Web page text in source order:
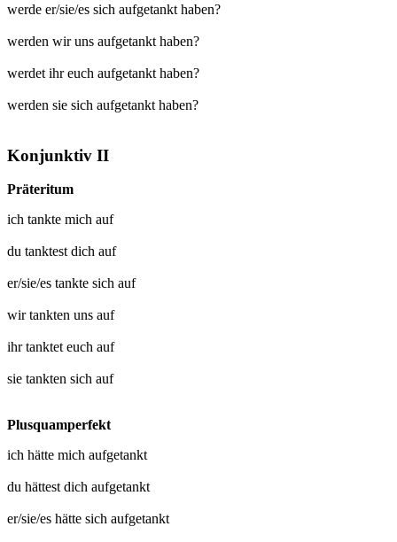
werde er/sie/es sich aufgetankt haben?
werden wir uns aufgetankt haben?
werdet ihr euch aufgetankt haben?
werden sie sich aufgetankt haben?
Konjunktiv II
Präteritum
ich tankte mich auf
du tanktest dich auf
er/sie/es tankte sich auf
wirtankten uns auf
ihrtanktet euch auf
sie tankten sich auf
Plusquamperfekt
ich hätte mich aufgetankt
du hättest dich aufgetankt
er/sie/es hätte sich aufgetankt